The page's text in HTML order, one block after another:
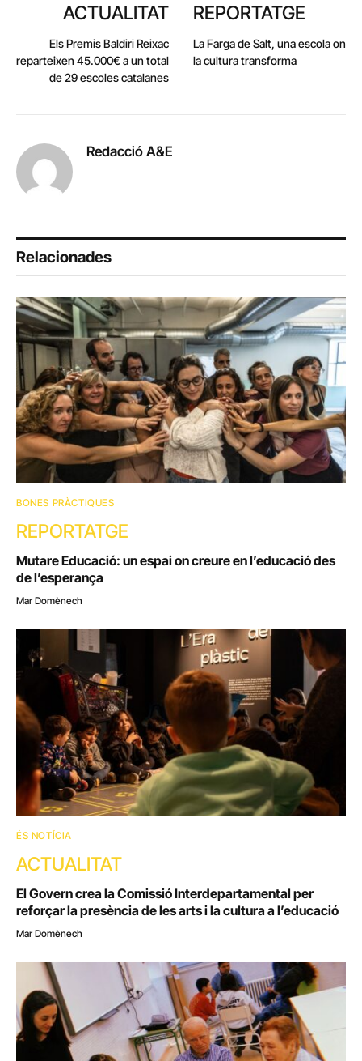
ACTUALITAT
Els Premis Baldiri Reixac
reparteixen 45.000€ a un total
de 29 escoles catalanes
REPORTATGE
La Farga de Salt, una escola on
la cultura transforma
Redacció A&E
Relacionades
BONES PRÀCTIQUES
REPORTATGE
Mutare Educació: un espai on creure en l’educació des
de l’esperança
Mar Domènech
ÉS NOTÍCIA
ACTUALITAT
El Govern crea la Comissió Interdepartamental per
reforçar la presència de les arts i la cultura a l’educació
Mar Domènech